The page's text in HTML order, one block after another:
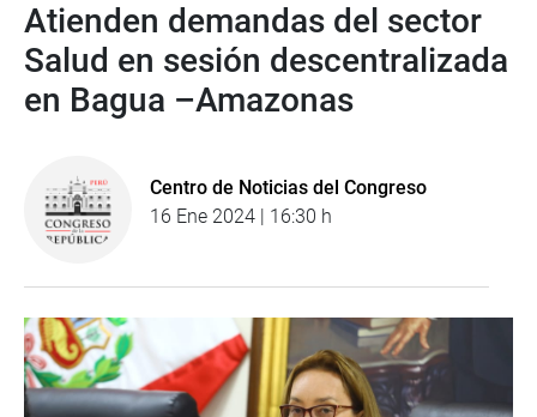
Atienden demandas del sector
Salud en sesión descentralizada
en Bagua –Amazonas
Centro de Noticias del Congreso
16 Ene 2024 | 16:30 h